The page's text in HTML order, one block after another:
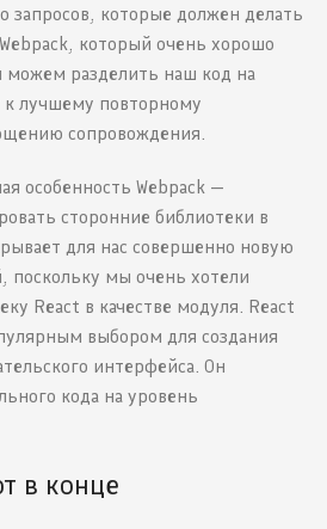
запросов, которые должен делать
который очень хорошо
можем разделить наш код на
лучшему повторному
сопровождения.
особенность Webpack —
сторонние библиотеки в
для нас совершенно новую
поскольку мы очень хотели
React в качестве модуля. React
выбором для создания
интерфейса. Он
кода на уровень
в конце